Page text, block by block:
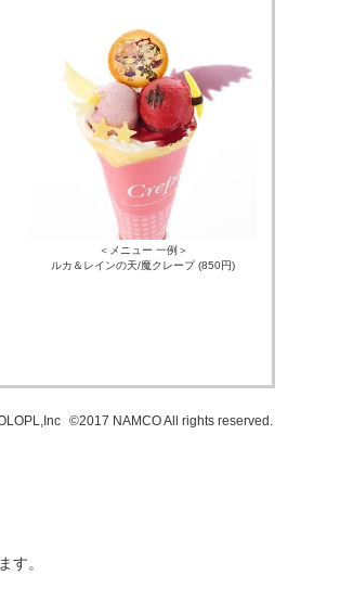
＜メニュー 一例＞
ルカ＆レインの天/魔クレープ (850円)
©2017 NAMCO All rights reserved.
す。